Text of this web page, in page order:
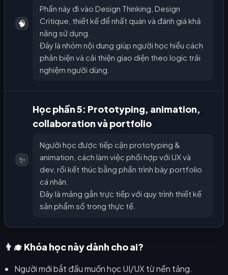
🧠
Phần này đi vào Design Thinking, Design
Critique, thiết kế để nhất quán và đánh giá khả
năng sử dụng.
Đây là nhóm nội dung giúp người học hiểu cách
phản biện và cải thiện giao diện theo logic trải
nghiệm người dùng.
✨
Học phần 5: Prototyping, animation,
collaboration và portfolio
Người học được tiếp cận prototyping &
animation, cách làm việc phối hợp với UX và
dev, rồi kết thúc bằng phần trình bày portfolio
cá nhân.
Đây là mảng gắn trực tiếp với quy trình thiết kế
sản phẩm số trong thực tế.
👨‍🎓 Khóa học này dành cho ai?
Người mới bắt đầu muốn học UI/UX từ nền tảng.